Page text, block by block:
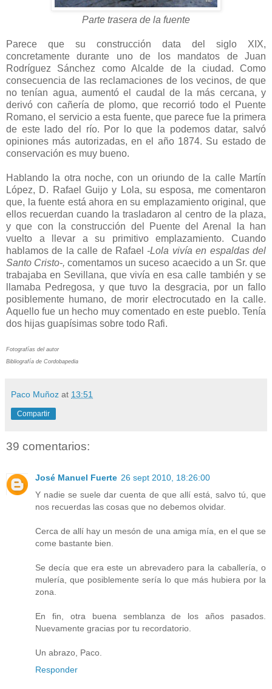
Parte trasera de la fuente
Parece que su construcción data del siglo XIX,
concretamente durante uno de los mandatos de Juan
Rodríguez Sánchez como Alcalde de la ciudad. Como
consecuencia de las reclamaciones de los vecinos, de que
no tenían agua, aumentó el caudal de la más cercana, y
derivó con cañería de plomo, que recorrió todo el Puente
Romano, el servicio a esta fuente, que parece fue la primera
de este lado del río. Por lo que la podemos datar, salvó
opiniones más autorizadas, en el año 1874. Su estado de
conservación es muy bueno.
Hablando la otra noche, con un oriundo de la calle Martín
López, D. Rafael Guijo y Lola, su esposa, me comentaron
que, la fuente está ahora en su emplazamiento original, que
ellos recuerdan cuando la trasladaron al centro de la plaza,
y que con la construcción del Puente del Arenal la han
vuelto a llevar a su primitivo emplazamiento. Cuando
hablamos de la calle de Rafael -Lola vivía en espaldas del
Santo Cristo-, comentamos un suceso acaecido a un Sr. que
trabajaba en Sevillana, que vivía en esa calle también y se
llamaba Pedregosa, y que tuvo la desgracia, por un fallo
posiblemente humano, de morir electrocutado en la calle.
Aquello fue un hecho muy comentado en este pueblo. Tenía
dos hijas guapísimas sobre todo Rafi.
Fotografías del autor
Bibliografía de Cordobapedia
Paco Muñoz at 13:51
Compartir
39 comentarios:
José Manuel Fuerte 26 sept 2010, 18:26:00
Y nadie se suele dar cuenta de que allí está, salvo tú, que
nos recuerdas las cosas que no debemos olvidar.
Cerca de allí hay un mesón de una amiga mía, en el que se
come bastante bien.
Se decía que era este un abrevadero para la caballería, o
mulería, que posiblemente sería lo que más hubiera por la
zona.
En fin, otra buena semblanza de los años pasados.
Nuevamente gracias por tu recordatorio.
Un abrazo, Paco.
Responder